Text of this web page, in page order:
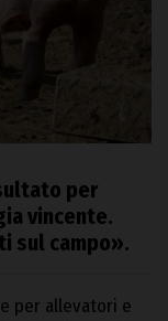
per
vincente.
sul campo».
per allevatori e